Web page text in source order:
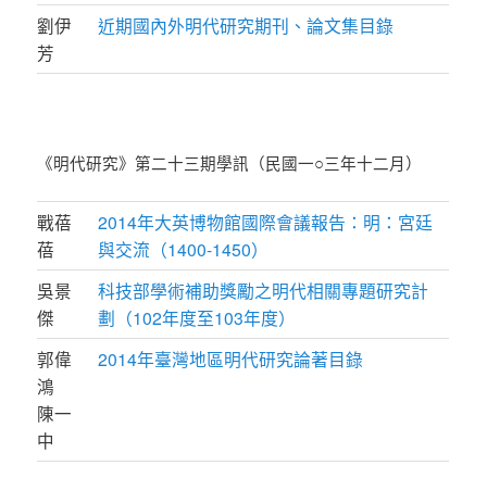
劉伊
芳
近期國內外明代研究期刊、論文集目錄
《明代研究》第二十三期學訊（民國一○三年十二月）
戰蓓
蓓
2014年大英博物館國際會議報告：明：宮廷
與交流（1400-1450）
吳景
傑
科技部學術補助獎勵之明代相關專題研究計
劃（102年度至103年度）
郭偉
鴻
陳一
中
2014年臺灣地區明代研究論著目錄